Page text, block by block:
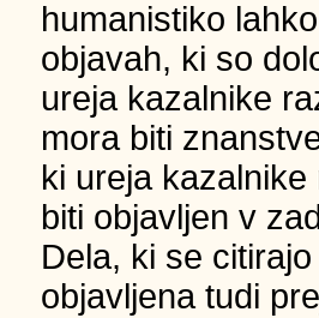
humanistiko
objavah, ki so
ureja kazalnike
mora biti
ki ureja
biti objavljen v
Dela, ki se
objavljena tudi